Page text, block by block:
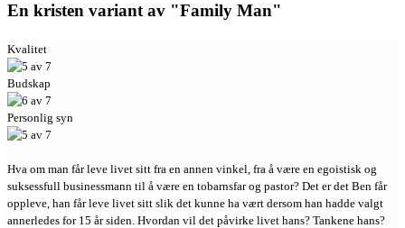
En kristen variant av "Family Man"
Kvalitet
Budskap
Personlig syn
Hva om man får leve livet sitt fra en annen vinkel, fra å være en egoistisk og
suksessfull businessmann til å være en tobarnsfar og pastor? Det er det Ben får
oppleve, han får leve livet sitt slik det kunne ha vært dersom han hadde valgt
annerledes for 15 år siden. Hvordan vil det påvirke livet hans? Tankene hans?